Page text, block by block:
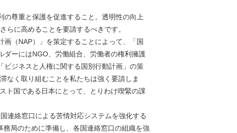
尊重と保護を促進すること。透明性の向上
らに高めることを要請するべきです。
（NAP）」を策定することによって、「国
ーにはNGO、労働組合、労働者の権利擁護
ジネスと人権に関する国別行動計画」の策
なく取り組むことを私たちは強く要請しま
ト国である日本にとって、とりわけ喫緊の課
連絡窓口による苦情対応システムを強化する
局のために準備し、各国連絡窓口の組織を強